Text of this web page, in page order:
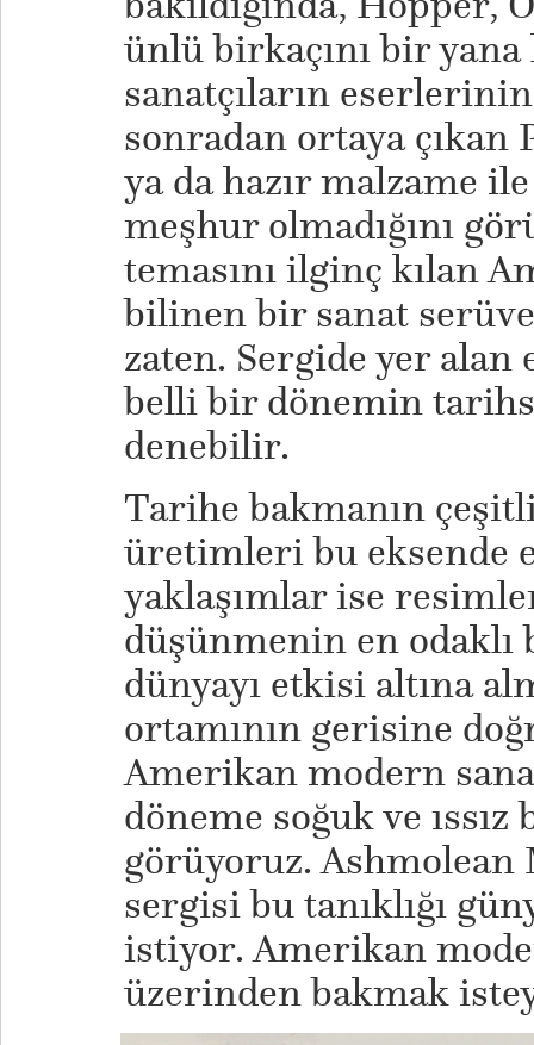
ünlü birkaçını bir
sanatçıların
sonradan ortaya
ya da hazır malzame
meşhur olmadığını
temasını ilginç kılan
bilinen bir sanat
zaten. Sergide yer alan
belli bir dönemin
denebilir.
Tarihe bakmanın
üretimleri bu eksende
yaklaşımlar ise
düşünmenin en
dünyayı etkisi altına
ortamının gerisine
Amerikan modern
döneme soğuk ve
görüyoruz. Ashmolean
sergisi bu tanıklığı
istiyor. Amerikan
üzerinden bakmak